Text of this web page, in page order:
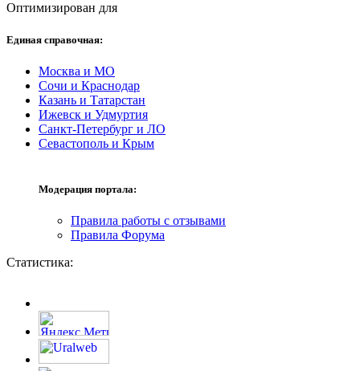
Оптимизирован для
Единая справочная:
Москва и МО
Сочи и Краснодар
Казань и Татарстан
Ижевск и Удмуртия
Санкт-Петербург и ЛО
Севастополь и Крым
Модерация портала:
Правила работы с отзывами
Правила Форума
Статистика: